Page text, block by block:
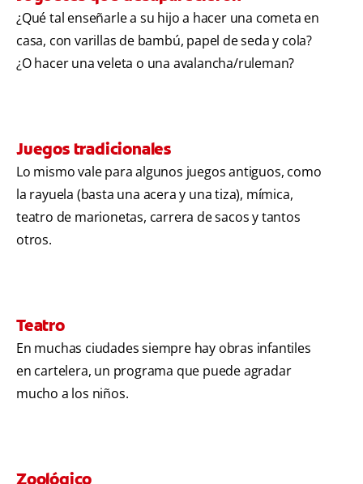
¿Qué tal enseñarle a su hijo a hacer una cometa en
casa, con varillas de bambú, papel de seda y cola?
¿O hacer una veleta o una avalancha/ruleman?
Juegos tradicionales
Lo mismo vale para algunos juegos antiguos, como
la rayuela (basta una acera y una tiza), mímica,
teatro de marionetas, carrera de sacos y tantos
otros.
Teatro
En muchas ciudades siempre hay obras infantiles
en cartelera, un programa que puede agradar
mucho a los niños.
Zoológico